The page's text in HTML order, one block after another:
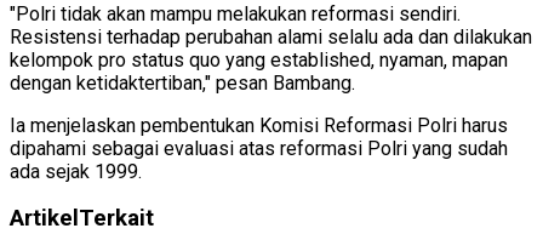
"Polri tidak akan mampu melakukan reformasi sendiri.
Resistensi terhadap perubahan alami selalu ada dan dilakukan
kelompok pro status quo yang established, nyaman, mapan
dengan ketidaktertiban," pesan Bambang.
Ia menjelaskan pembentukan Komisi Reformasi Polri harus
dipahami sebagai evaluasi atas reformasi Polri yang sudah
ada sejak 1999.
Artikel Terkait